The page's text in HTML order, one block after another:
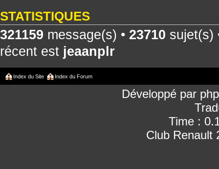
STATISTIQUES
321159 message(s) • 23710 sujet(s)
récent est jeaanplr
Index du Site Index du Forum
Développé par
Time :
Club Renault